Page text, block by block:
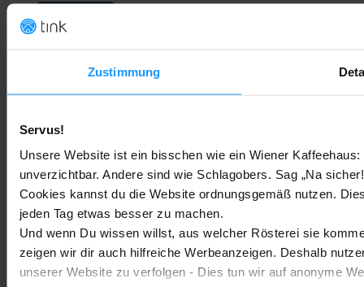
Zustimmung
Servus!
Unsere Website ist ein bisschen wie ein Wiener
unverzichtbar. Andere sind wie Schlagobers. Sag „Na
Cookies kannst du die Website ordnungsgemäß nutzen.
jeden Tag etwas besser zu machen.
Und wenn Du wissen willst, aus welcher Rösterei sie
zeigen wir dir auch hilfreiche Werbeanzeigen. Deshalb
unserer Website zu verfolgen - Dies tun wir auf anonyme
Sony WH-CH730N geleakt: Alles zu Sonys neuen Budget-
Kopfhörern
Trends & Technologien Marc - 2. August 2026
Homematic IP Kamera: Die neue Kamerafamilie im Überblick
Smarte Sicherheit Marc - 1. August 2026